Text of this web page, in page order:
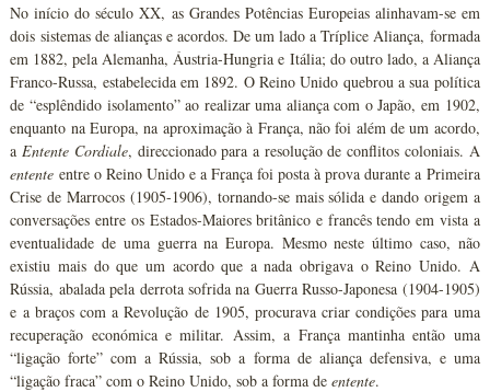
No início do século XX, as Grandes Potências Europeias alinhavam-se em
dois sistemas de alianças e acordos. De um lado a Tríplice Aliança, formada
em 1882, pela Alemanha, Áustria-Hungria e Itália; do outro lado, a Aliança
Franco-Russa, estabelecida em 1892. O Reino Unido quebrou a sua política
de “esplêndido isolamento” ao realizar uma aliança com o Japão, em 1902,
enquanto na Europa, na aproximação à França, não foi além de um acordo,
a Entente Cordiale, direccionado para a resolução de conflitos coloniais. A
entente entre o Reino Unido e a França foi posta à prova durante a Primeira
Crise de Marrocos (1905-1906), tornando-se mais sólida e dando origem a
conversações entre os Estados-Maiores britânico e francês tendo em vista a
eventualidade de uma guerra na Europa. Mesmo neste último caso, não
existiu mais do que um acordo que a nada obrigava o Reino Unido. A
Rússia, abalada pela derrota sofrida na Guerra Russo-Japonesa (1904-1905)
e a braços com a Revolução de 1905, procurava criar condições para uma
recuperação económica e militar. Assim, a França mantinha então uma
“ligação forte” com a Rússia, sob a forma de aliança defensiva, e uma
“ligação fraca” com o Reino Unido, sob a forma deentente.